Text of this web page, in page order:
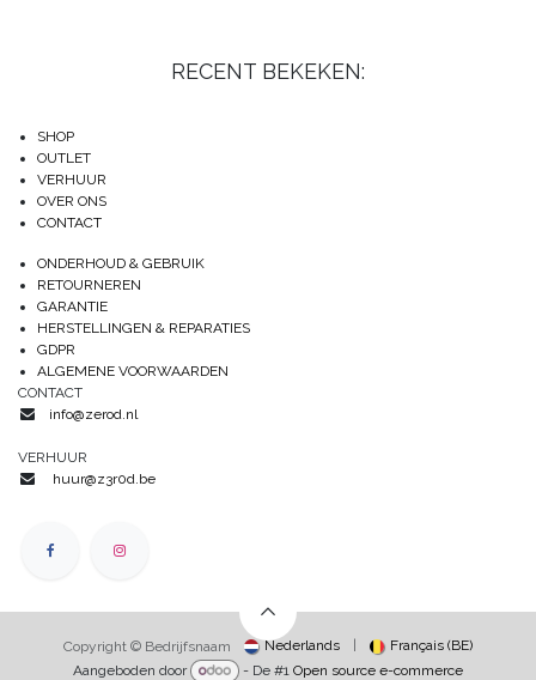
RECENT BEKEKEN:
SHOP
OUTLET
VERHUUR
OVER ONS
CONTACT
ONDERHOUD & GEBRUIK
RETOURNEREN
GARANTIE
HERSTELLINGEN & REPARATIES
GDPR
ALGEMENE VOORWAARDEN
CONTACT
info@zerod.nl
VERHUUR
huur@z3r0d.be
Copyright © Bedrijfsnaam Nederlands
Français (BE)
Aangeboden door
- De #1Open source e-commerce